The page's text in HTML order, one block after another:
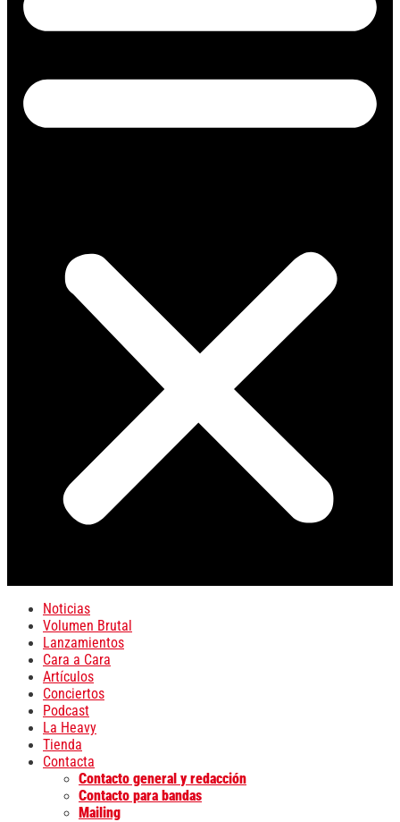
Noticias
Volumen Brutal
Lanzamientos
Cara a Cara
Artículos
Conciertos
Podcast
La Heavy
Tienda
Contacta
Contacto general y redacción
Contacto para bandas
Mailing